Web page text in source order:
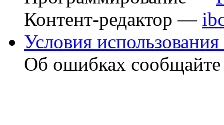
Контент-редактор —
Условия использования
Об ошибках